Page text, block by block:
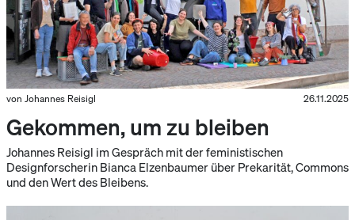
von Johannes Reisigl 26.11.2025
Gekommen, um zu bleiben
Johannes Reisigl im Gespräch mit der feministischen
Designforscherin Bianca Elzenbaumer über Prekarität, Commons
und den Wert des Bleibens.